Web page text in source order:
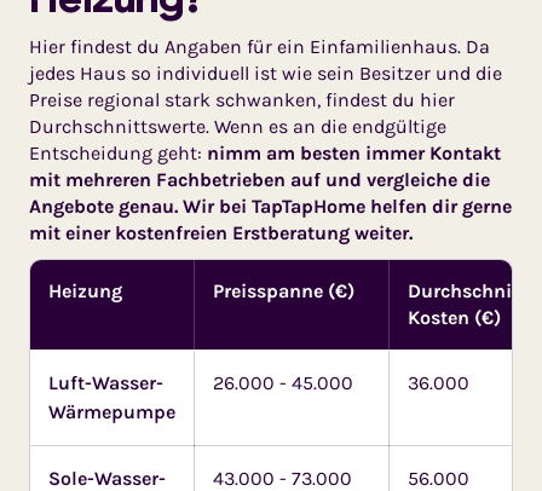
Hier findest du Angaben für ein Einfamilienhaus. Da
jedes Haus so individuell ist wie sein Besitzer und die
Preise regional stark schwanken, findest du hier
Durchschnittswerte. Wenn es an die endgültige
Entscheidung geht: nimm am besten immer Kontakt
mit mehreren Fachbetrieben auf und vergleiche die
Angebote genau. Wir bei TapTapHome helfen dir gerne
mit einer kostenfreien Erstberatung weiter.
Heizung Preisspanne (€)
Kosten (€)
Luft-Wasser-
Wärmepumpe
26.000 - 45.000 36.000
Sole-Wasser-
43.000 - 73.000 56.000